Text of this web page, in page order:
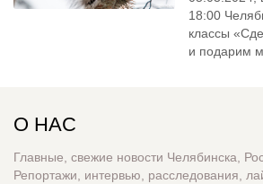
18:00
классы
и подарим
О НАС
Главные, свежие новости Челябинска,
Репортажи, интервью, расследования,